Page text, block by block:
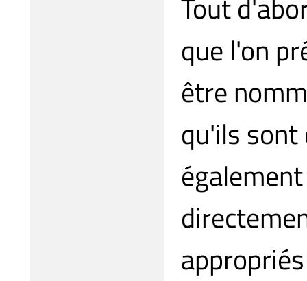
que l'on
être
qu'ils sont